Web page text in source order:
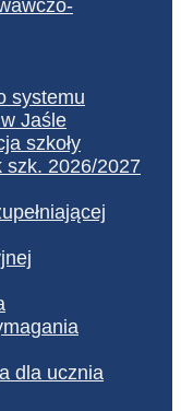
systemu
Jaśle
szkoły
szk. 2026/2027
dla ucznia